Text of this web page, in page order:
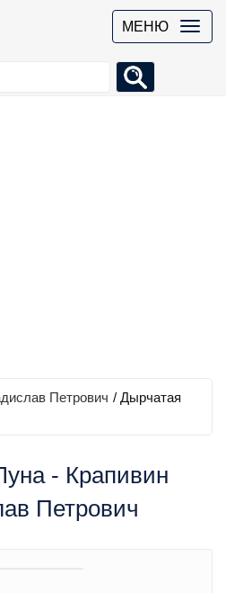
МЕНЮ
Петрович / Дырчатая
- Крапивин
Петрович